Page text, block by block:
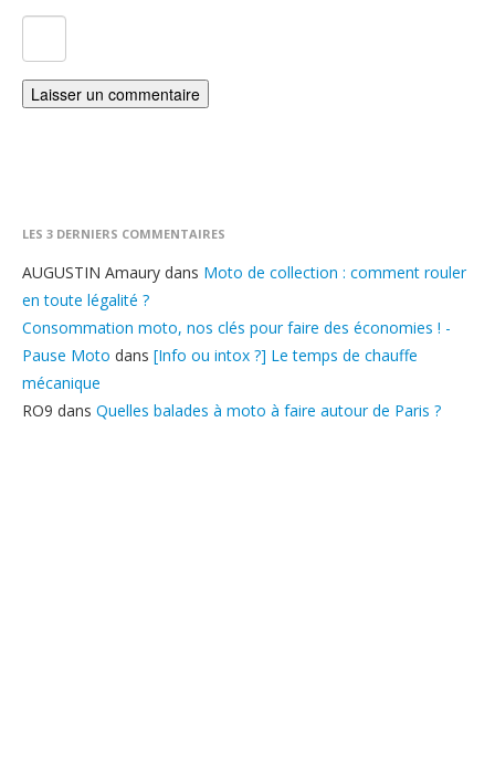
LES 3 DERNIERS COMMENTAIRES
AUGUSTIN Amaury dans Moto de collection : comment rouler
en toute légalité ?
Consommation moto, nos clés pour faire des économies ! -
Pause Moto dans [Info ou intox ?] Le temps de chauffe
mécanique
RO9 dans Quelles balades à moto à faire autour de Paris ?